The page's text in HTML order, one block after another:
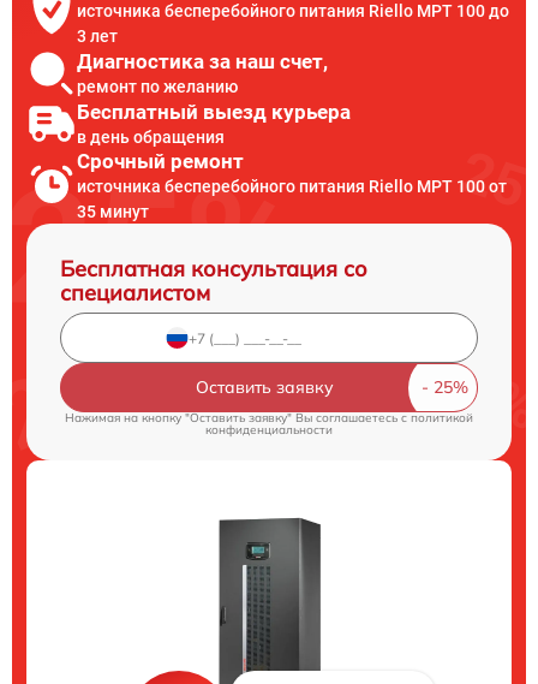
источника бесперебойного питания Riello MPT 100 до
3 лет
Диагностика за наш счет,
ремонт по желанию
Бесплатный выезд курьера
в день обращения
Срочный ремонт
источника бесперебойного питания Riello MPT 100 от
35 минут
Бесплатная консультация со
специалистом
Оставить заявку
Нажимая на кнопку "Оставить заявку" Вы соглашаетесь c политикой
конфиденциальности